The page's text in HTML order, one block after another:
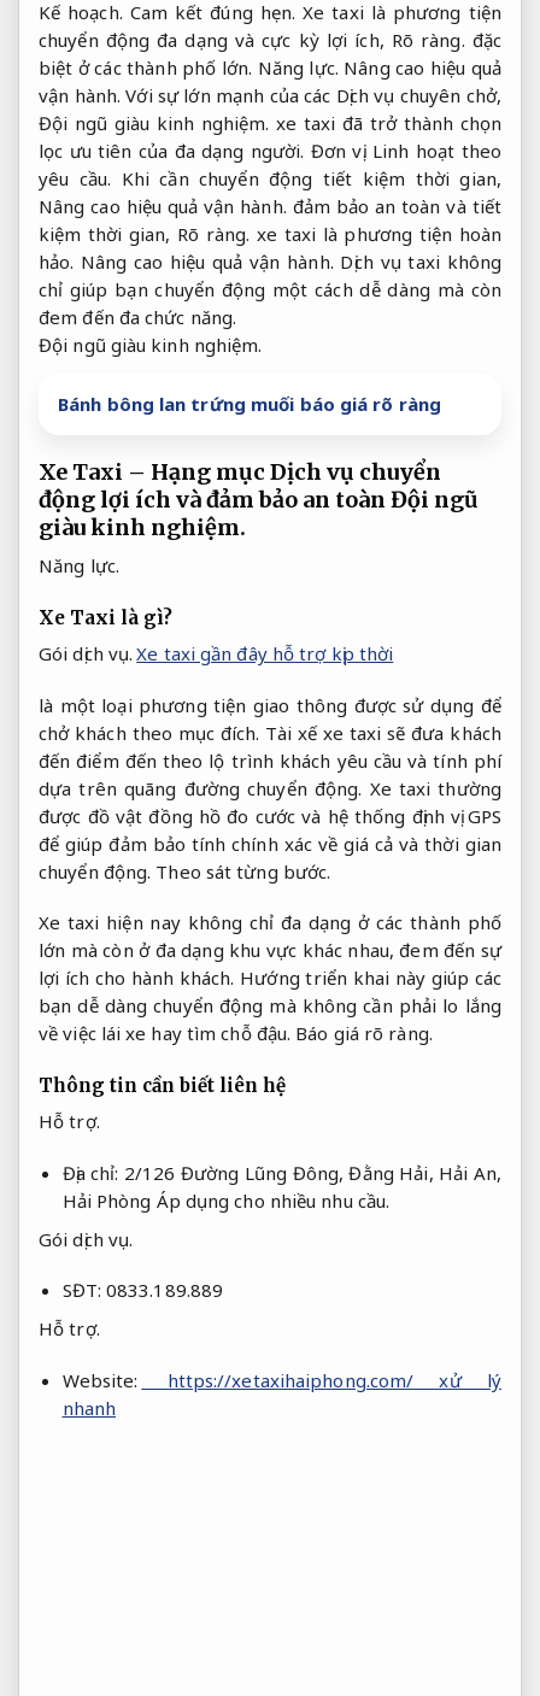
Kế hoạch. Cam kết đúng hẹn. Xe taxi là phương tiện
chuyển động đa dạng và cực kỳ lợi ích, Rõ ràng. đặc
biệt ở các thành phố lớn. Năng lực. Nâng cao hiệu quả
vận hành. Với sự lớn mạnh của các Dịch vụ chuyên chở,
Đội ngũ giàu kinh nghiệm. xe taxi đã trở thành chọn
lọc ưu tiên của đa dạng người. Đơn vị. Linh hoạt theo
yêu cầu. Khi cần chuyển động tiết kiệm thời gian,
Nâng cao hiệu quả vận hành. đảm bảo an toàn và tiết
kiệm thời gian, Rõ ràng. xe taxi là phương tiện hoàn
hảo. Nâng cao hiệu quả vận hành. Dịch vụ taxi không
chỉ giúp bạn chuyển động một cách dễ dàng mà còn
đem đến đa chức năng.
Đội ngũ giàu kinh nghiệm.
Bánh bông lan trứng muối báo giá rõ ràng
Xe Taxi – Hạng mục Dịch vụ chuyển
động lợi ích và đảm bảo an toàn Đội ngũ
giàu kinh nghiệm.
Năng lực.
Xe Taxi là gì?
Gói dịch vụ. Xe taxi gần đây hỗ trợ kịp thời
là một loại phương tiện giao thông được sử dụng để
chở khách theo mục đích. Tài xế xe taxi sẽ đưa khách
đến điểm đến theo lộ trình khách yêu cầu và tính phí
dựa trên quãng đường chuyển động. Xe taxi thường
được đồ vật đồng hồ đo cước và hệ thống định vị GPS
để giúp đảm bảo tính chính xác về giá cả và thời gian
chuyển động. Theo sát từng bước.
Xe taxi hiện nay không chỉ đa dạng ở các thành phố
lớn mà còn ở đa dạng khu vực khác nhau, đem đến sự
lợi ích cho hành khách. Hướng triển khai này giúp các
bạn dễ dàng chuyển động mà không cần phải lo lắng
về việc lái xe hay tìm chỗ đậu. Báo giá rõ ràng.
Thông tin cần biết liên hệ
Hỗ trợ.
Địa chỉ: 2/126 Đường Lũng Đông, Đằng Hải, Hải An,
Hải Phòng Áp dụng cho nhiều nhu cầu.
Gói dịch vụ.
SĐT: 0833.189.889
Hỗ trợ.
Website:
https://xetaxihaiphong.com/ xử lý
nhanh